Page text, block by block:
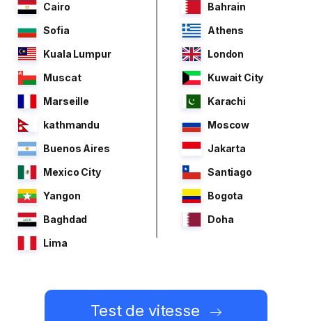
Cairo
Bahrain
Sofia
Athens
Kuala Lumpur
London
Muscat
Kuwait City
Marseille
Karachi
kathmandu
Moscow
Buenos Aires
Jakarta
Mexico City
Santiago
Yangon
Bogota
Baghdad
Doha
Lima
Test de vitesse